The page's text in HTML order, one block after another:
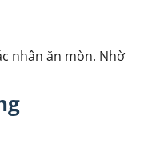
nhân ăn mòn. Nhờ